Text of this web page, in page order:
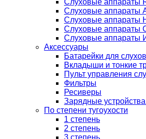
Слуховые аппараты
Слуховые аппараты
Слуховые аппараты
Слуховые аппараты
Аксессуары
Батарейки для
Вкладыши и тонкие
Пульт управления
Фильтры
Ресиверы
Зарядные
По степени тугоухости
1 степень
2 степень
3 степень